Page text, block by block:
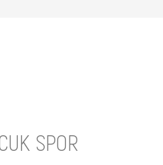
SPOR